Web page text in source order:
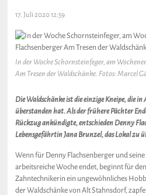
17. Juli 2020 12:59
In der Woche Schornsteinfeger, am
Am Tresen der Waldschänke. Fotos: Marcel
Die Waldschänke ist die einzige Kneipe, die
überstanden hat. Als der frühere Pächter
Rückzug ankündigte, entschieden Denny
Lebensgefährtin Jana Brunzel, das Lokal zu
Wenn für Denny Flachsenberger und
arbeitsreiche Woche endet, beginnt für
Zahntechnikerin ein ungewöhnliches
der Waldschänke von Alt Stahnsdorf,